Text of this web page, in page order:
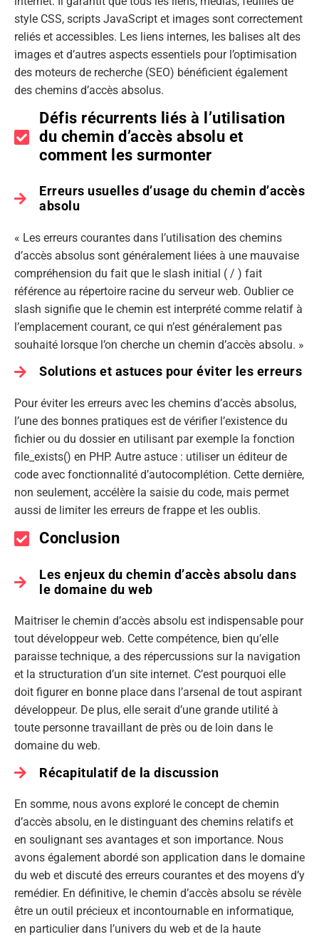
style CSS, scripts JavaScript et images sont correctement
reliés et accessibles. Les liens internes, les balises alt des
images et d’autres aspects essentiels pour l’optimisation
des moteurs de recherche (SEO) bénéficient également
des chemins d’accès absolus.
Défis récurrents liés à l’utilisation
du chemin d’accès absolu et
comment les surmonter
Erreurs usuelles d’usage du chemin d’accès
absolu
« Les erreurs courantes dans l’utilisation des chemins
d’accès absolus sont généralement liées à une mauvaise
compréhension du fait que le slash initial ( / ) fait
référence au répertoire racine du serveur web. Oublier ce
slash signifie que le chemin est interprété comme relatif à
l’emplacement courant, ce qui n’est généralement pas
souhaité lorsque l’on cherche un chemin d’accès absolu. »
Solutions et astuces pour éviter les erreurs
Pour éviter les erreurs avec les chemins d’accès absolus,
l’une des bonnes pratiques est de vérifier l’existence du
fichier ou du dossier en utilisant par exemple la fonction
file_exists() en PHP. Autre astuce : utiliser un éditeur de
code avec fonctionnalité d’autocomplétion. Cette dernière,
non seulement, accélère la saisie du code, mais permet
aussi de limiter les erreurs de frappe et les oublis.
Conclusion
Les enjeux du chemin d’accès absolu dans
le domaine du web
Maitriser le chemin d’accès absolu est indispensable pour
tout développeur web. Cette compétence, bien qu’elle
paraisse technique, a des répercussions sur la navigation
et la structuration d’un site internet. C’est pourquoi elle
doit figurer en bonne place dans l’arsenal de tout aspirant
développeur. De plus, elle serait d’une grande utilité à
toute personne travaillant de près ou de loin dans le
domaine du web.
Récapitulatif de la discussion
En somme, nous avons exploré le concept de chemin
d’accès absolu, en le distinguant des chemins relatifs et
en soulignant ses avantages et son importance. Nous
avons également abordé son application dans le domaine
du web et discuté des erreurs courantes et des moyens d’y
remédier. En définitive, le chemin d’accès absolu se révèle
être un outil précieux et incontournable en informatique,
en particulier dans l’univers du web et de la haute